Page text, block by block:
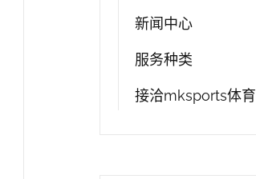
新闻中心
服务种类
接洽mksports体育